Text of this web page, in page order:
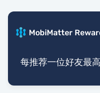
MobiMatter
每推荐一位好友最